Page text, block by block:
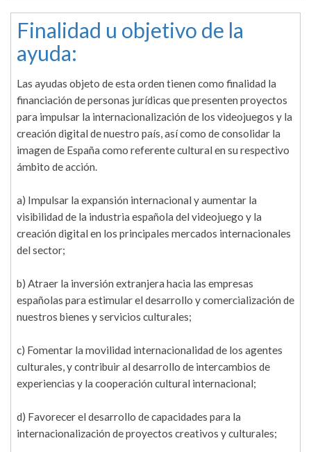
Finalidad u objetivo de la
ayuda:
Las ayudas objeto de esta orden tienen como finalidad la
financiación de personas jurídicas que presenten proyectos
para impulsar la internacionalización de los videojuegos y la
creación digital de nuestro país, así como de consolidar la
imagen de España como referente cultural en su respectivo
ámbito de acción.
a) Impulsar la expansión internacional y aumentar la
visibilidad de la industria española del videojuego y la
creación digital en los principales mercados internacionales
del sector;
b) Atraer la inversión extranjera hacia las empresas
españolas para estimular el desarrollo y comercialización de
nuestros bienes y servicios culturales;
c) Fomentar la movilidad internacionalidad de los agentes
culturales, y contribuir al desarrollo de intercambios de
experiencias y la cooperación cultural internacional;
d) Favorecer el desarrollo de capacidades para la
internacionalización de proyectos creativos y culturales;